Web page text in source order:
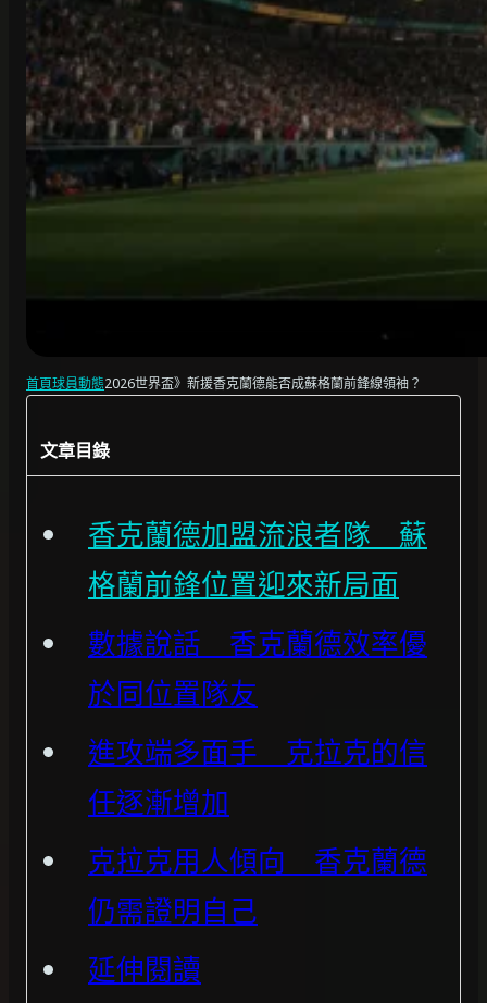
首頁球員動態2026世界盃》新援香克蘭德能否成蘇格蘭前鋒線領袖？
文章目錄
香克蘭德加盟流浪者隊 蘇
格蘭前鋒位置迎來新局面
數據說話 香克蘭德效率優
於同位置隊友
進攻端多面手 克拉克的信
任逐漸增加
克拉克用人傾向 香克蘭德
仍需證明自己
延伸閱讀